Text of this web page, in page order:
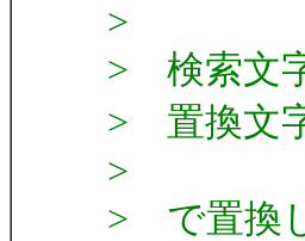
>
> 検索文
> 置換文
>
> で置換